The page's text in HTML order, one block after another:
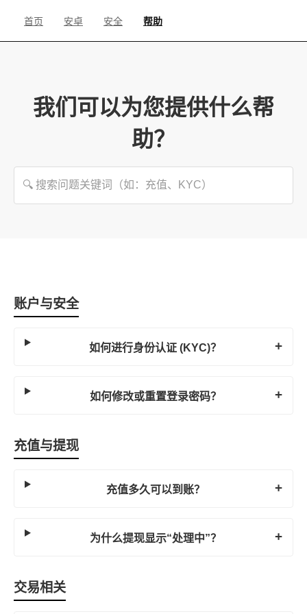
首页 安卓 安全 帮助
我们可以为您提供什么帮
助？
🔍 搜索问题关键词（如：充值、KYC）
账户与安全
如何进行身份认证 (KYC)？
如何修改或重置登录密码？
充值与提现
充值多久可以到账？
为什么提现显示“处理中”？
交易相关